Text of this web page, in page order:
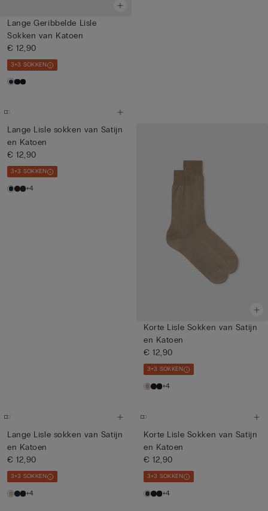
Lange Geribbelde Lisle
Sokken van Katoen
€ 12,90
3+3 SOKKEN
Lange Lisle sokken van Satijn
en Katoen
€ 12,90
3+3 SOKKEN
+4
Korte Lisle Sokken van Satijn
en Katoen
€ 12,90
3+3 SOKKEN
+4
Lange Lisle sokken van Satijn
en Katoen
€ 12,90
3+3 SOKKEN
+4
Korte Lisle Sokken van Satijn
en Katoen
€ 12,90
3+3 SOKKEN
+4